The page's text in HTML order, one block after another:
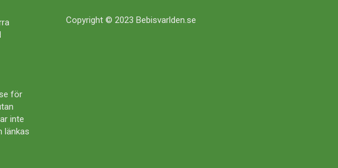
för
inte
länkas
Copyright © 2023 Bebisvarlden.se